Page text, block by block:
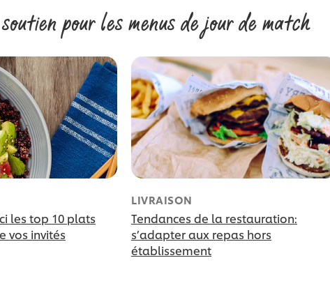
pour les menus de jour de match
les top 10 plats
vos invités
LIVRAISON
Tendances de la restauration:
s’adapter aux repas hors
établissement